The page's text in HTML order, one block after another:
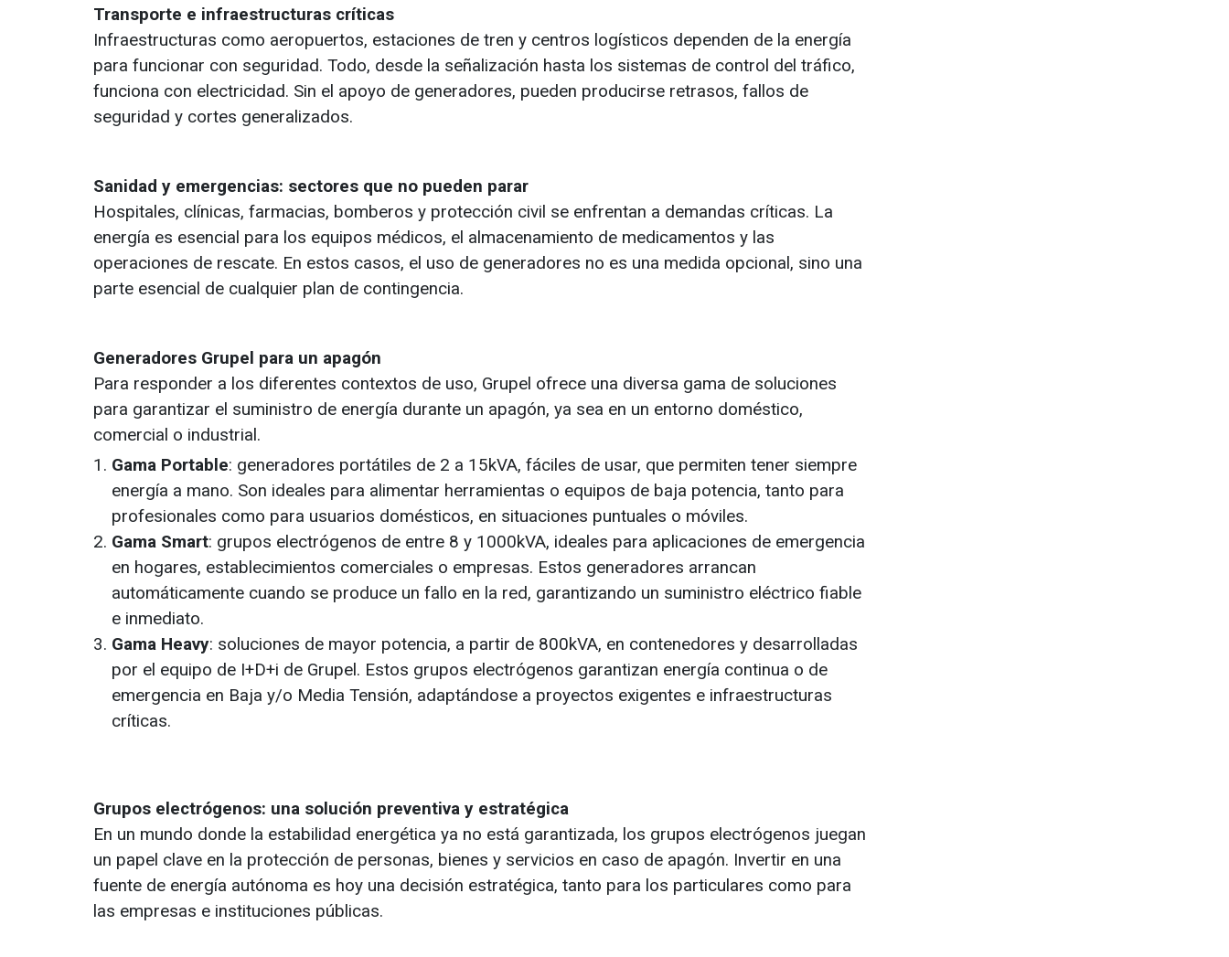
Transporte e infraestructuras críticas
Infraestructuras como aeropuertos, estaciones de tren y centros logísticos dependen de la energía
para funcionar con seguridad. Todo, desde la señalización hasta los sistemas de control del tráfico,
funciona con electricidad. Sin el apoyo de generadores, pueden producirse retrasos, fallos de
seguridad y cortes generalizados.
Sanidad y emergencias: sectores que no pueden parar
Hospitales, clínicas, farmacias, bomberos y protección civil se enfrentan a demandas críticas. La
energía es esencial para los equipos médicos, el almacenamiento de medicamentos y las
operaciones de rescate. En estos casos, el uso de generadores no es una medida opcional, sino una
parte esencial de cualquier plan de contingencia.
Generadores Grupel para un apagón
Para responder a los diferentes contextos de uso, Grupel ofrece una diversa gama de soluciones
para garantizar el suministro de energía durante un apagón, ya sea en un entorno doméstico,
comercial o industrial.
Gama Portable: generadores portátiles de 2 a 15kVA, fáciles de usar, que permiten tener siempre
energía a mano. Son ideales para alimentar herramientas o equipos de baja potencia, tanto para
profesionales como para usuarios domésticos, en situaciones puntuales o móviles.
Gama Smart: grupos electrógenos de entre 8 y 1000kVA, ideales para aplicaciones de emergencia
en hogares, establecimientos comerciales o empresas. Estos generadores arrancan
automáticamente cuando se produce un fallo en la red, garantizando un suministro eléctrico fiable
e inmediato.
Gama Heavy: soluciones de mayor potencia, a partir de 800kVA, en contenedores y desarrolladas
por el equipo de I+D+i de Grupel. Estos grupos electrógenos garantizan energía continua o de
emergencia en Baja y/o Media Tensión, adaptándose a proyectos exigentes e infraestructuras
críticas.
Grupos electrógenos: una solución preventiva y estratégica
En un mundo donde la estabilidad energética ya no está garantizada, los grupos electrógenos juegan
un papel clave en la protección de personas, bienes y servicios en caso de apagón. Invertir en una
fuente de energía autónoma es hoy una decisión estratégica, tanto para los particulares como para
las empresas e instituciones públicas.